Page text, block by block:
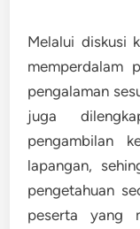
Melalui diskusi
memperdalam
pengalaman
juga
pengambilan
lapangan,
pengetahuan
peserta yang